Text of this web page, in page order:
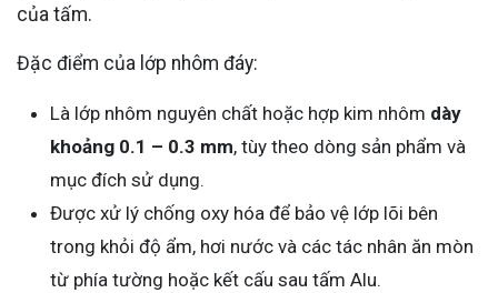
của tấm.
Đặc điểm của lớp nhôm đáy:
Là lớp nhôm nguyên chất hoặc hợp kim nhôm dày
khoảng 0.1 – 0.3 mm, tùy theo dòng sản phẩm và
mục đích sử dụng.
Được xử lý chống oxy hóa để bảo vệ lớp lõi bên
trong khỏi độ ẩm, hơi nước và các tác nhân ăn mòn
từ phía tường hoặc kết cấu sau tấm Alu.